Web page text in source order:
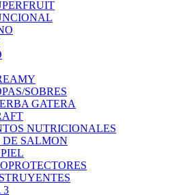
SOBRES
GATERA
NUTRICIONALES
DE SALMON
3